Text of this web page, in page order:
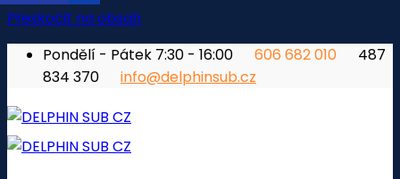
Přeskočit na obsah
Pondělí - Pátek 7:30 - 16:00
606 682 010
487
834 370
info@delphinsub.cz